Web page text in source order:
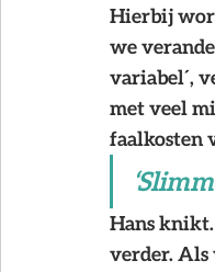
Hierbij
we
variabel´,
met veel
faalkosten
Hans knikt.
verder. Als